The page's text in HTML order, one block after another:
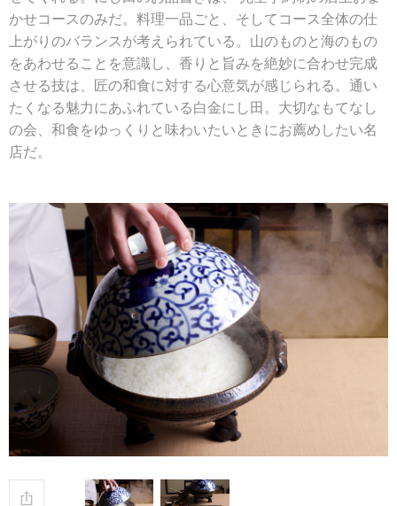
かせコースのみだ。料理一品ごと、そしてコース全体の仕
上がりのバランスが考えられている。山のものと海のもの
をあわせることを意識し、香りと旨みを絶妙に合わせ完成
させる技は、匠の和食に対する心意気が感じられる。通い
たくなる魅力にあふれている白金にし田。大切なもてなし
の会、和食をゆっくりと味わいたいときにお薦めしたい名
店だ。